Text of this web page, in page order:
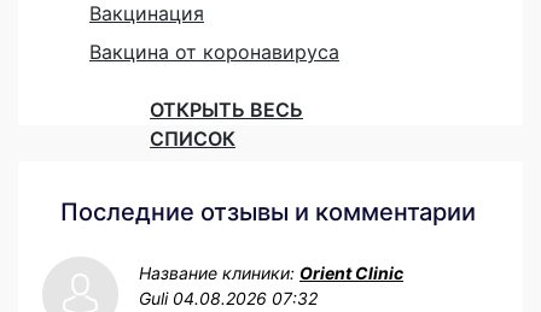
Вакцинация
Вакцина от коронавируса
ОТКРЫТЬ ВЕСЬ
СПИСОК
Последние отзывы и комментарии
Название клиники: Orient Clinic
Guli 04.08.2026 07:32